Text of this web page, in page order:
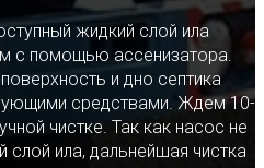
жидкий слой ила
с помощью ассенизатора.
и дно септика
средствами. Ждем 10-
чистке. Так как насос не
слой ила, дальнейшая чистка